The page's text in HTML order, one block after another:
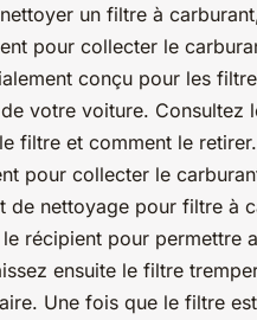
un filtre à
pour collecter le
conçu pour les
votre voiture. Consultez
filtre et comment le
pour collecter le
de nettoyage pour filtre à
récipient pour permettre
ensuite le filtre
Une fois que le filtre